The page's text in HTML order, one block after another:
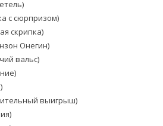
с сюрпризом)
скрипка)
Онегин)
вальс)
выигрыш)